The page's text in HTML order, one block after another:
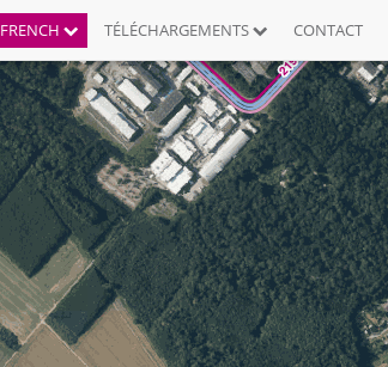
FRENCH TÉLÉCHARGEMENTS CONTACT